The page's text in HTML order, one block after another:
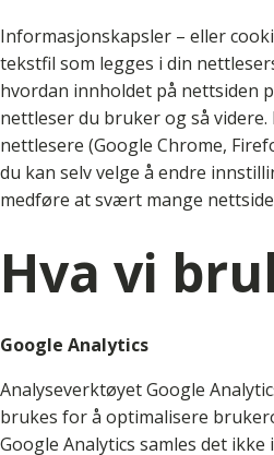
Informasjonskapsler – eller
tekstfil som legges i din
hvordan innholdet på nettsiden
nettleser du bruker og så
nettlesere (Google Chrome,
du kan selv velge å endre
medføre at svært mange
Hva vi
Google Analytics
Analyseverktøyet Google
brukes for å optimalisere
Google Analytics samles det